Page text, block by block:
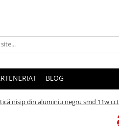
BLOG
nisip din aluminiu negru smd 11w